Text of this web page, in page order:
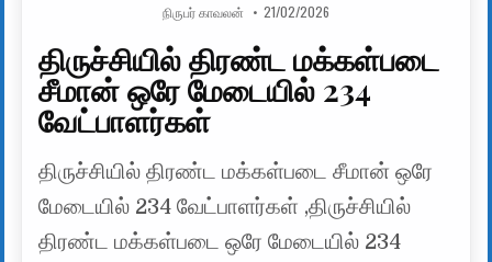
AUTHOR:
நிருபர் காவலன் PUBLISHED DATE:
21/02/2026
திருச்சியில் திரண்ட மக்கள்படை
சீமான் ஒரே மேடையில் 234
வேட்பாளர்கள்
திருச்சியில் திரண்ட மக்கள்படை சீமான் ஒரே
மேடையில் 234 வேட்பாளர்கள் ,திருச்சியில்
திரண்ட மக்கள்படை ஒரே மேடையில் 234